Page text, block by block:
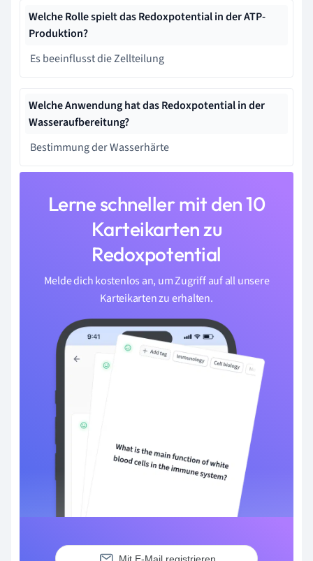
Welche Rolle spielt das Redoxpotential in der ATP-
Produktion?
Es beeinflusst die Zellteilung
Welche Anwendung hat das Redoxpotential in der
Wasseraufbereitung?
Bestimmung der Wasserhärte
Lerne schneller mit den 10
Karteikarten zu
Redoxpotential
Melde dich kostenlos an, um Zugriff auf all unsere
Karteikarten zu erhalten.